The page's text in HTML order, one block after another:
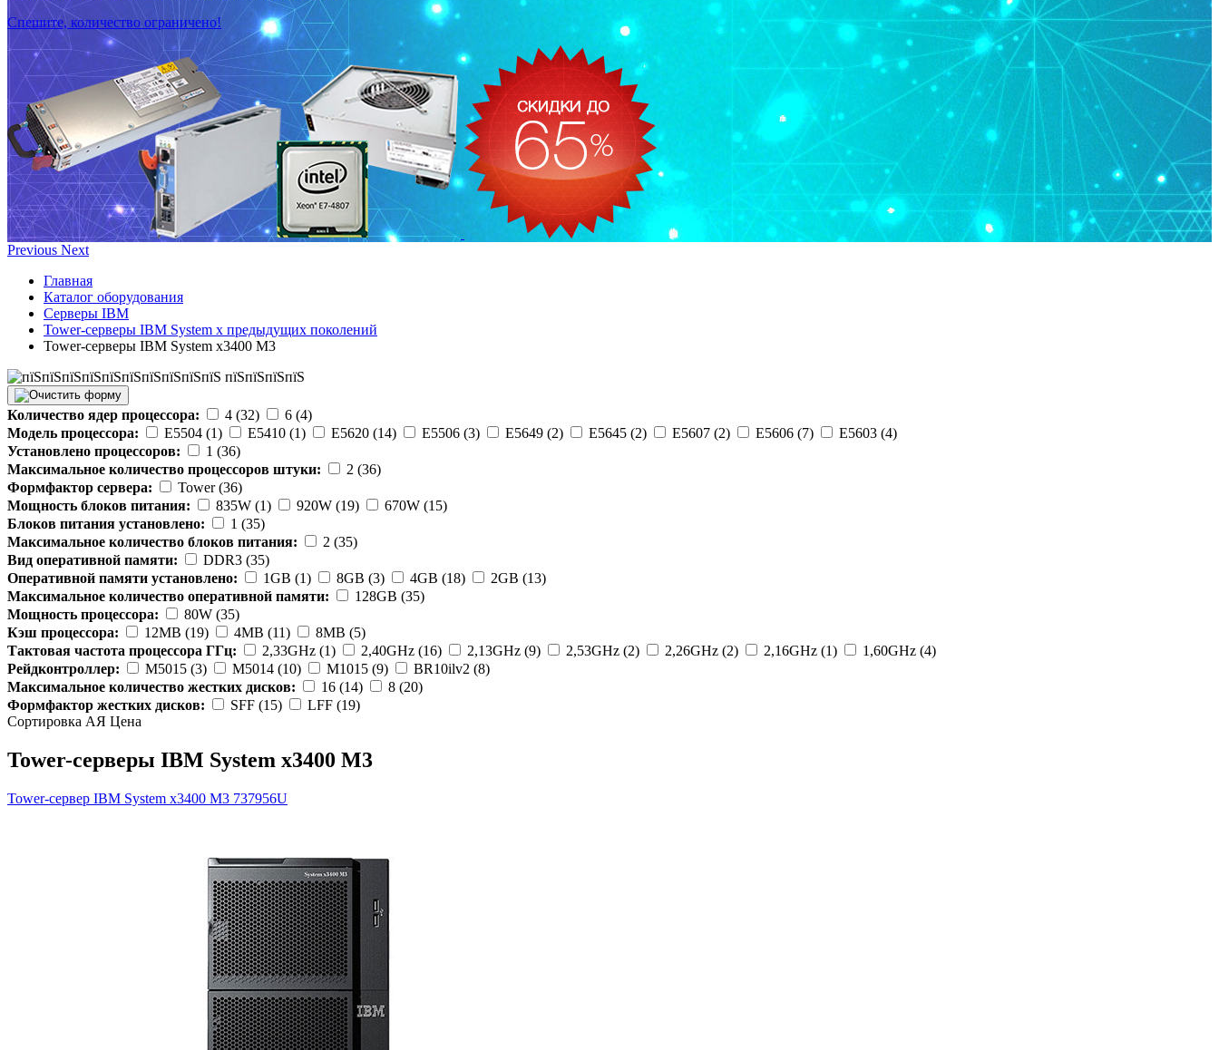
Спешите, количество ограничено!
Previous Next
Главная
Каталог оборудования
Серверы IBM
Tower-серверы IBM System x предыдущих поколений
Tower-серверы IBM System x3400 M3
Количество ядер процессора: 4 (32)
6 (4)
Модель процессора:
E5504 (1) E5410 (1) E5620 (14) E5506 (3) E5649 (2) E5645 (2) E5607 (2) E5606 (7)
E5603 (4)
Установлено процессоров:
1 (36)
Максимальное количество процессоров штуки:
2 (36)
Формфактор сервера:
Tower (36)
Мощность блоков питания:
835W (1) 920W (19)
670W (15)
Блоков питания установлено:
1 (35)
Максимальное количество блоков питания:
2 (35)
Вид оперативной памяти:
DDR3 (35)
Оперативной памяти установлено:
1GB (1) 8GB (3) 4GB (18)
2GB (13)
Максимальное количество оперативной памяти:
128GB (35)
Мощность процессора:
80W (35)
Кэш процессора:
12MB (19) 4MB (11)
8MB (5)
Тактовая частота процессора ГГц:
2,33GHz (1) 2,40GHz (16) 2,13GHz (9) 2,53GHz (2) 2,26GHz (2) 2,16GHz (1)
1,60GHz (4)
Рейдконтроллер:
M5015 (3) M5014 (10) M1015 (9)
BR10ilv2 (8)
Максимальное количество жестких дисков:
16 (14)
8 (20)
Формфактор жестких дисков:
SFF (15)
LFF (19)
Сортировка АЯ Ценa
Tower-серверы IBM System x3400 M3
Tower-сервер IBM System x3400 M3 737956U